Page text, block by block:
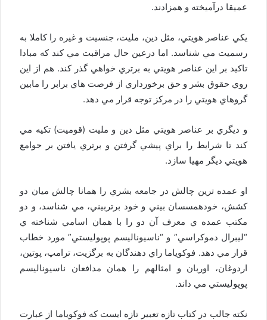
عميقا درآميخته و همزادند.
يكي عناصر هويتي، مثل دين، مليت، جنسيت و غيره را كاملا به
رسميت مي شناسد. اما درعين حال مراقبت مي كند كه مبادا
تاكيد بر اين عناصر هويتي به برتري خواهي گذر كند. هم از اين
روي حقوق بشر و حق برخورداري از فرصت هاي برابر را مابين
گروهاي هويتي را در مركز توجه قرار مي دهد.
و ديگري بر عناصر هويتي مثل دين و مليت (قوميت) تكيه مي
كند تا شرايط را براي پيشي گرفتن و برتري يافتن بر جوامع
هويتي ديگر مهيا سازد.
او عمده ترين چالش در جامعه بشري را همانا چالش ميان دو
كشش، خودهمسسان بيني و خود برتربيني، مي شناسد، و دو
مكتب عمده ي معرف آن دو را با همان اسامي شناخته ي
“ليبرال دموكراسي” و “ناسيوناليسم پوپوليستي” مورد خطاب
قرار مي دهد. فوكوياما راي دهندگان به برگزيت، ترامپ، پوتين،
اردوغان، اوربان و امثالهم را همان مدافعان ناسيوناليسم
پوپوليستي مي داند.
نكته جالب در كتاب تازه تعبير تازه ايست كه فوكوياما از عبارت